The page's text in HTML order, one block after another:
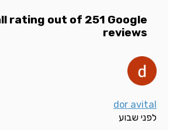
rating out of 251 Google
reviews
dor avital
לפני שבוע